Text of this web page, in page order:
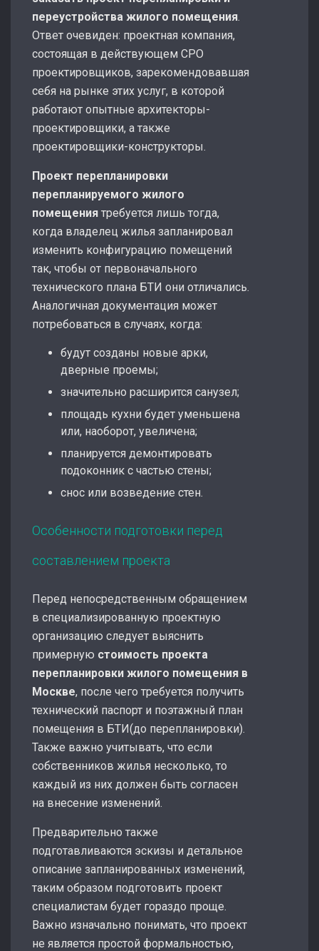
переустройства жилого помещения.
Ответ очевиден: проектная компания,
состоящая в действующем СРО
проектировщиков, зарекомендовавшая
себя на рынке этих услуг, в которой
работают опытные архитекторы-
проектировщики, а также
проектировщики-конструкторы.
Проект перепланировки
перепланируемого жилого
помещения требуется лишь тогда,
когда владелец жилья запланировал
изменить конфигурацию помещений
так, чтобы от первоначального
технического плана БТИ они отличались.
Аналогичная документация может
потребоваться в случаях, когда:
будут созданы новые арки,
дверные проемы;
значительно расширится санузел;
площадь кухни будет уменьшена
или, наоборот, увеличена;
планируется демонтировать
подоконник с частью стены;
снос или возведение стен.
Особенности подготовки перед
составлением проекта
Перед непосредственным обращением
в специализированную проектную
организацию следует выяснить
примерную стоимость проекта
перепланировки жилого помещения в
Москве, после чего требуется получить
технический паспорт и поэтажный план
помещения в БТИ(до перепланировки).
Также важно учитывать, что если
собственников жилья несколько, то
каждый из них должен быть согласен
на внесение изменений.
Предварительно также
подготавливаются эскизы и детальное
описание запланированных изменений,
таким образом подготовить проект
специалистам будет гораздо проще.
Важно изначально понимать, что проект
не является простой формальностью,